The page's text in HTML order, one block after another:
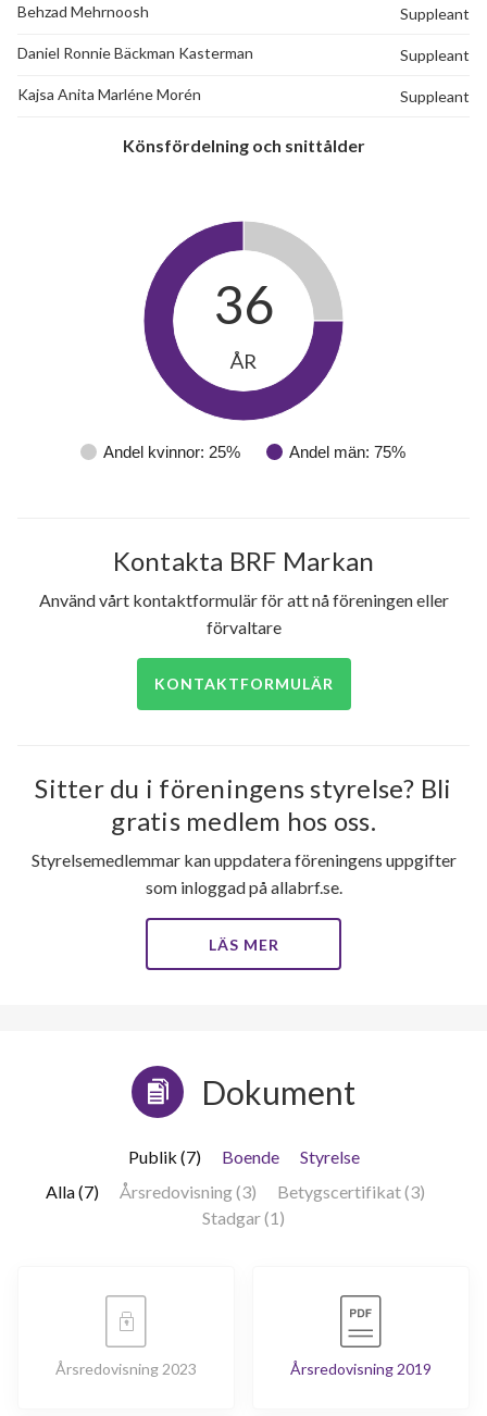
Behzad Mehrnoosh Suppleant
Daniel Ronnie Bäckman Kasterman Suppleant
Kajsa Anita Marléne Morén Suppleant
Könsfördelning och snittålder
Andel kvinnor: 25% Andel män: 75%
36
ÅR
Kontakta BRF Markan
Använd vårt kontaktformulär för att nå föreningen eller
förvaltare
KONTAKTFORMULÄR
Sitter du i föreningens styrelse? Bli
gratis medlem hos oss.
Styrelsemedlemmar kan uppdatera föreningens uppgifter
som inloggad på allabrf.se.
LÄS MER
Dokument
Publik (7) Boende
Styrelse
Alla (7)
Årsredovisning (3)
Betygscertifikat (3)
Stadgar (1)
Årsredovisning 2023 Årsredovisning 2019